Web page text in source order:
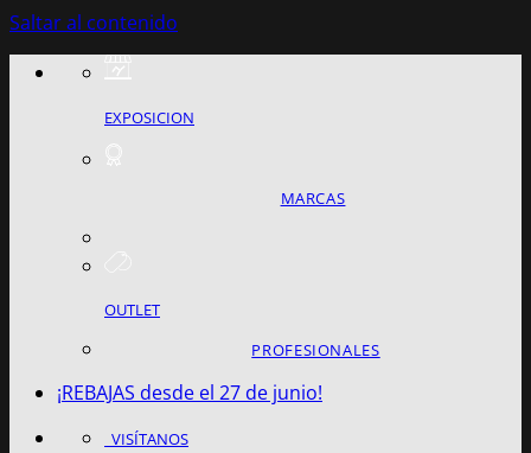
Saltar al contenido
EXPOSICION
MARCAS
OUTLET
PROFESIONALES
¡REBAJAS desde el 27 de junio!
VISÍTANOS